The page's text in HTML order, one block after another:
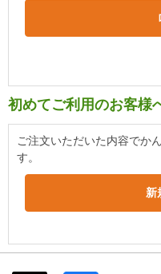
初めてご利用のお客様
ご注文いただいた内容でか
す。